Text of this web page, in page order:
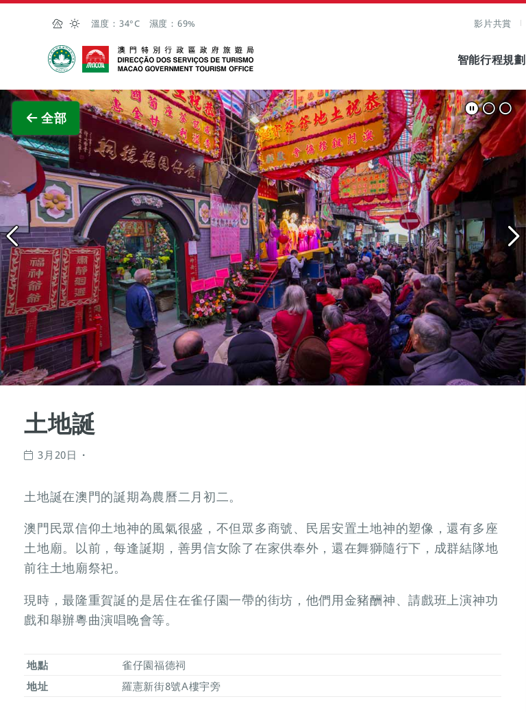
跳至主内容
溫度： 34°C 濕度： 69% 影片共賞
澳門特別行政區政府旅遊局
智能行程規劃
全部
查看原圖
土地誕
3月20日
土地誕在澳門的誕期為農曆二月初二。
澳門民眾信仰土地神的風氣很盛，不但眾多商號、民居安置土地神的塑像，還有多座
土地廟。以前，每逢誕期，善男信女除了在家供奉外，還在舞獅隨行下，成群結隊地
前往土地廟祭祀。
現時，最隆重賀誕的是居住在雀仔園一帶的街坊，他們用金豬酬神、請戲班上演神功
戲和舉辦粵曲演唱晚會等。
地點
雀仔園福德祠
地址
羅憲新街8號A樓宇旁